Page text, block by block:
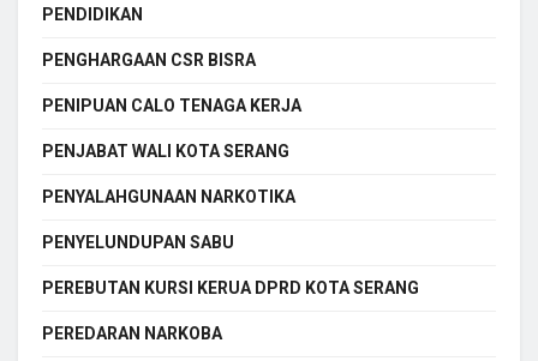
PENDIDIKAN
PENGHARGAAN CSR BISRA
PENIPUAN CALO TENAGA KERJA
PENJABAT WALI KOTA SERANG
PENYALAHGUNAAN NARKOTIKA
PENYELUNDUPAN SABU
PEREBUTAN KURSI KERUA DPRD KOTA SERANG
PEREDARAN NARKOBA